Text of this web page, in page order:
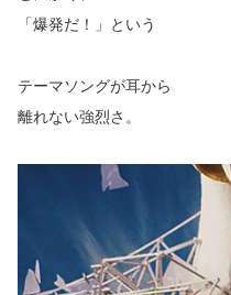
「爆発だ！」という
テーマソングが耳から
離れない強烈さ。